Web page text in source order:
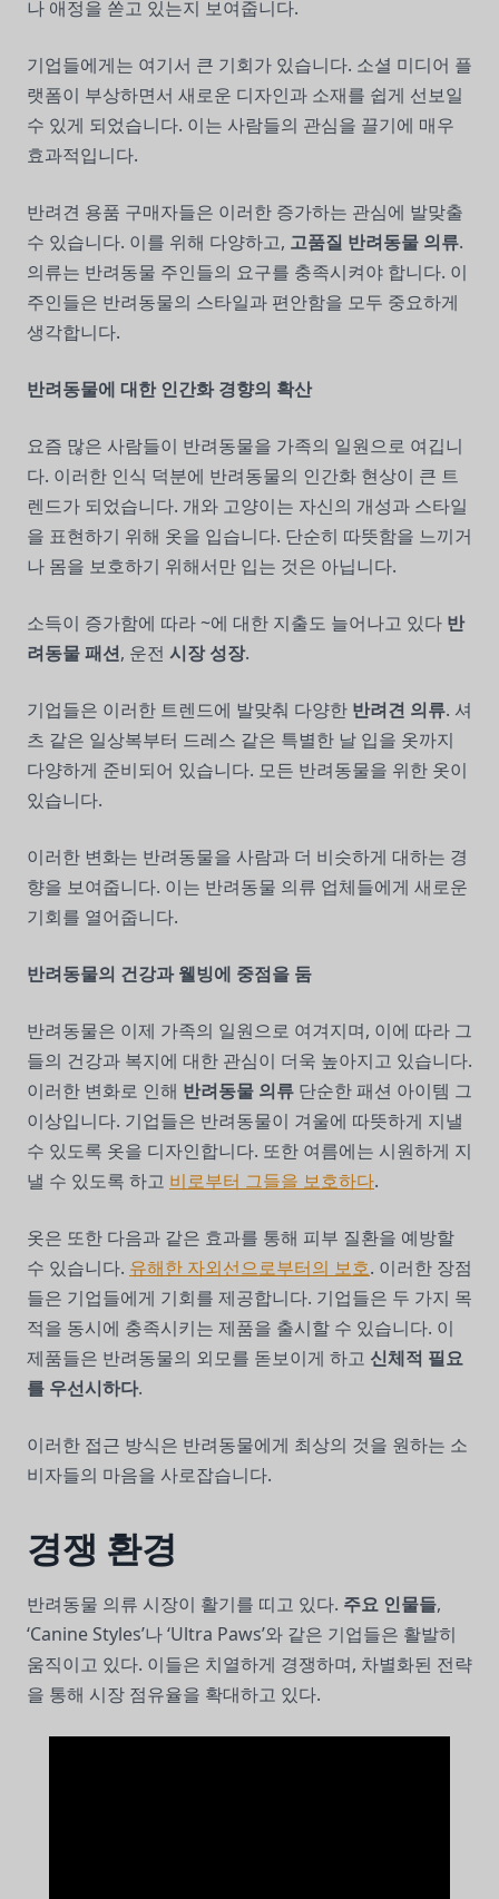
나 애정을 쏟고 있는지 보여줍니다.
기업들에게는 여기서 큰 기회가 있습니다. 소셜 미디어 플
랫폼이 부상하면서 새로운 디자인과 소재를 쉽게 선보일
수 있게 되었습니다. 이는 사람들의 관심을 끌기에 매우
효과적입니다.
반려견 용품 구매자들은 이러한 증가하는 관심에 발맞출
수 있습니다. 이를 위해 다양하고, 고품질 반려동물 의류.
의류는 반려동물 주인들의 요구를 충족시켜야 합니다. 이
주인들은 반려동물의 스타일과 편안함을 모두 중요하게
생각합니다.
반려동물에 대한 인간화 경향의 확산
요즘 많은 사람들이 반려동물을 가족의 일원으로 여깁니
다. 이러한 인식 덕분에 반려동물의 인간화 현상이 큰 트
렌드가 되었습니다. 개와 고양이는 자신의 개성과 스타일
을 표현하기 위해 옷을 입습니다. 단순히 따뜻함을 느끼거
나 몸을 보호하기 위해서만 입는 것은 아닙니다.
소득이 증가함에 따라 ~에 대한 지출도 늘어나고 있다 반
려동물 패션, 운전 시장 성장.
기업들은 이러한 트렌드에 발맞춰 다양한 반려견 의류. 셔
츠 같은 일상복부터 드레스 같은 특별한 날 입을 옷까지
다양하게 준비되어 있습니다. 모든 반려동물을 위한 옷이
있습니다.
이러한 변화는 반려동물을 사람과 더 비슷하게 대하는 경
향을 보여줍니다. 이는 반려동물 의류 업체들에게 새로운
기회를 열어줍니다.
반려동물의 건강과 웰빙에 중점을 둠
반려동물은 이제 가족의 일원으로 여겨지며, 이에 따라 그
들의 건강과 복지에 대한 관심이 더욱 높아지고 있습니다.
이러한 변화로 인해 반려동물 의류 단순한 패션 아이템 그
이상입니다. 기업들은 반려동물이 겨울에 따뜻하게 지낼
수 있도록 옷을 디자인합니다. 또한 여름에는 시원하게 지
낼 수 있도록 하고 비로부터 그들을 보호하다.
옷은 또한 다음과 같은 효과를 통해 피부 질환을 예방할
수 있습니다. 유해한 자외선으로부터의 보호. 이러한 장점
들은 기업들에게 기회를 제공합니다. 기업들은 두 가지 목
적을 동시에 충족시키는 제품을 출시할 수 있습니다. 이
제품들은 반려동물의 외모를 돋보이게 하고 신체적 필요
를 우선시하다.
이러한 접근 방식은 반려동물에게 최상의 것을 원하는 소
비자들의 마음을 사로잡습니다.
경쟁 환경
반려동물 의류 시장이 활기를 띠고 있다. 주요 인물들,
‘Canine Styles’나 ‘Ultra Paws’와 같은 기업들은 활발히
움직이고 있다. 이들은 치열하게 경쟁하며, 차별화된 전략
을 통해 시장 점유율을 확대하고 있다.